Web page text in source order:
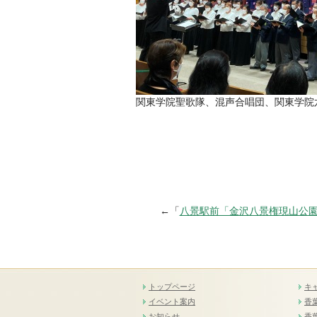
関東学院聖歌隊、混声合唱団、関東学
←「 八景駅前「金沢八景権現山公
トップページ
イベント案内
キ
香